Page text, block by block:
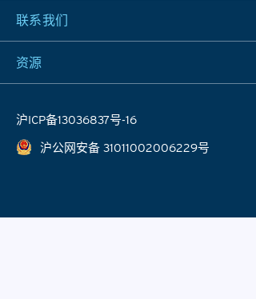
联系我们
资源
沪ICP备13036837号-16
沪公网安备 31011002006229号